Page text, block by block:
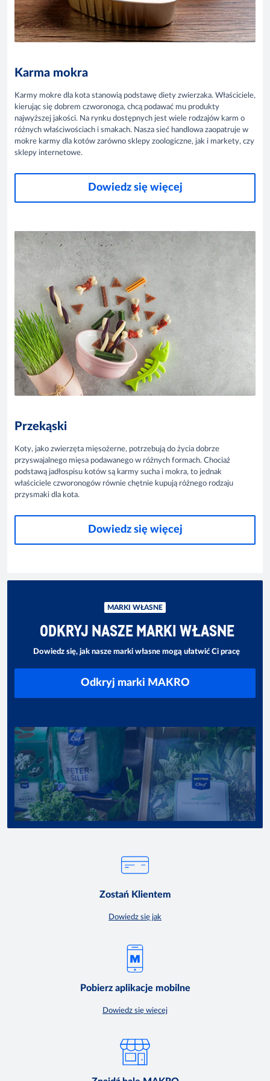
Karma mokra
Karmy mokre dla kota stanowią podstawę diety zwierzaka. Właściciele,
kierując się dobrem czworonoga, chcą podawać mu produkty
najwyższej jakości. Na rynku dostępnych jest wiele rodzajów karm o
różnych właściwościach i smakach. Nasza sieć handlowa zaopatruje w
mokre karmy dla kotów zarówno sklepy zoologiczne, jak i markety, czy
sklepy internetowe.
Dowiedz się więcej
Przekąski
Koty, jako zwierzęta mięsożerne, potrzebują do życia dobrze
przyswajalnego mięsa podawanego w różnych formach. Chociaż
podstawą jadłospisu kotów są karmy sucha i mokra, to jednak
właściciele czworonogów równie chętnie kupują różnego rodzaju
przysmaki dla kota.
Dowiedz się więcej
MARKI WŁASNE
ODKRYJ NASZE MARKI WŁASNE
Dowiedz się, jak nasze marki własne mogą ułatwić Ci pracę
Odkryj marki MAKRO
Zostań Klientem
Dowiedz się jak
Pobierz aplikacje mobilne
Dowiedz się więcej